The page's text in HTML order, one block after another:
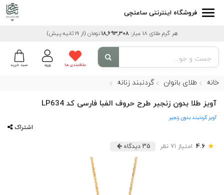
فروشگاه اینترنتی ساعتچی
هر گرم طلای 18 عیار: 18,693,308تومان (از 19 ثانیه پیش)
سبد خرید ورود علاقمندی ها
خانه طلای بانوان گردنبند زنانه
آویز طلا بدون زنجیر طرح حروف الفبا فارسی کد LP634
آویز گردنبند بدون زنجیر
اشتراک
★
4.6 امتیاز 71 نظر 35 دیدگاه